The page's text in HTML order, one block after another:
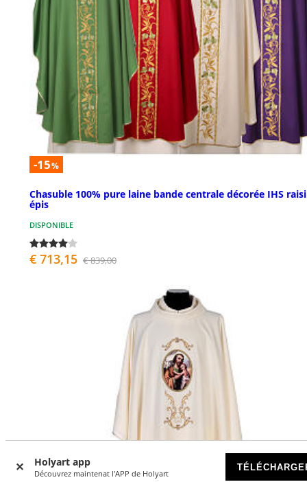
Holyart app
Découvrez maintenat l'APP de Holyart
-15%
Chasuble 100% pure laine bande centrale décorée IHS
épis
DISPONIBLE
€ 713,15 € 839,00